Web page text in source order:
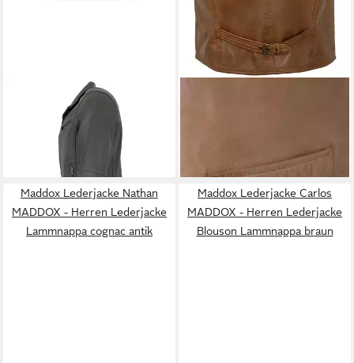
Lederjacke MAD46
MADDOX - Herren
Lederjacke Blouson
Lammnappa grau
179,95 € UVP 249,95 €
Maddox Lederjacke Nathan
MADDOX - Herren Lederjacke
Lammnappa cognac antik
Maddox Lederjacke Carlos
MADDOX - Herren Lederjacke
Blouson Lammnappa braun